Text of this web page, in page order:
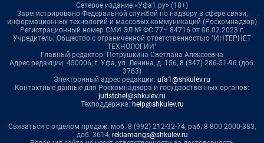
Сетевое издание «Уфа1.ру» (18+)
Зарегистрировано Федеральной службой по надзору в сфере связи,
информационных технологий и массовых коммуникаций (Роскомнадзор)
Регистрационный номер СМИ ЭЛ № ФС 77– 84716 от 06.02.2023 г.
Учредитель: Общество с ограниченной ответственностью "ИНТЕРНЕТ
ТЕХНОЛОГИИ"
Главный редактор: Петрушкина Светлана Алексеевна
Адрес редакции: 450006, г. Уфа, ул. Ленина, д. 156, 8 (347) 286-51-96 (доб.
3763)
Электронный адрес редакции: ufa1@shkulev.ru
Контактные данные для Роскомнадзора и государственных органов:
juristchel@shkulev.ru
Техподдержка: help@shkulev.ru
Связаться с отделом продаж: моб. 8 (992) 212-32-74, раб. 8 800 2000-383,
доб. 3614, reklamangs@shkulev.ru